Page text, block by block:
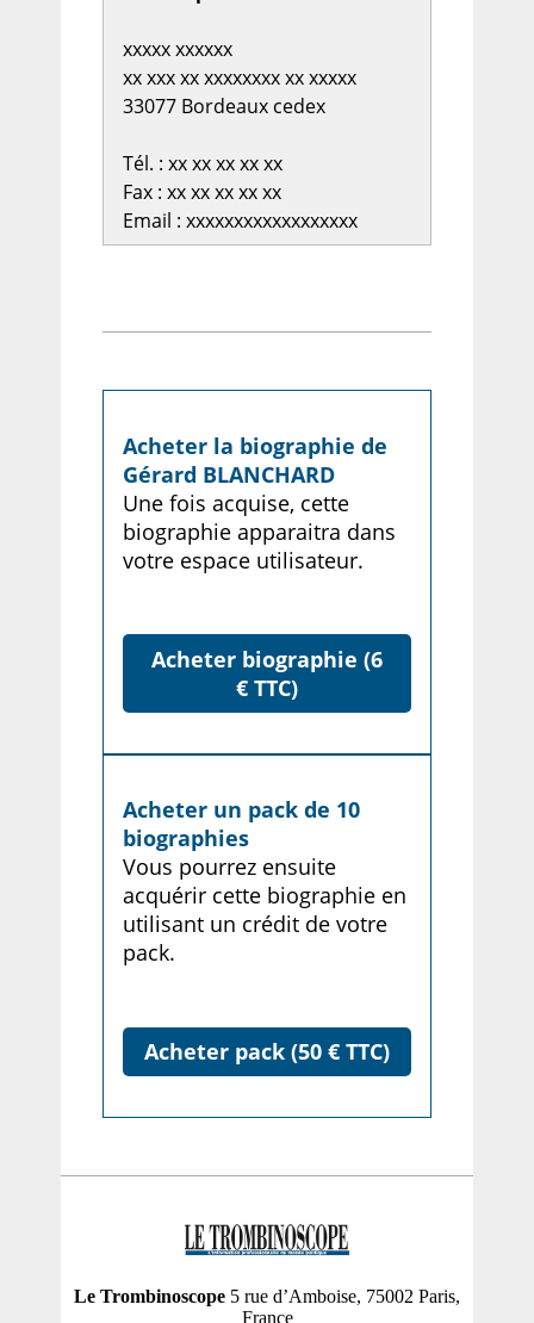
xxxxx xxxxxx
xx xxx xx xxxxxxxx xx xxxxx
33077 Bordeaux cedex
Tél. : xx xx xx xx xx
Fax : xx xx xx xx xx
Email : xxxxxxxxxxxxxxxxxx
Acheter la biographie de
Gérard BLANCHARD
Une fois acquise, cette
biographie apparaitra dans
votre espace utilisateur.
Acheter biographie (6
€ TTC)
Acheter un pack de 10
biographies
Vous pourrez ensuite
acquérir cette biographie en
utilisant un crédit de votre
pack.
Acheter pack (50 € TTC)
Le Trombinoscope 5 rue d’Amboise, 75002 Paris,
France